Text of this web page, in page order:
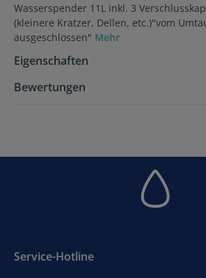
Wasserspender 11L inkl. 3
(kleinere Kratzer, Dellen, etc.)"vom
ausgeschlossen" Mehr
Eigenschaften
Bewertungen
Service-Hotline